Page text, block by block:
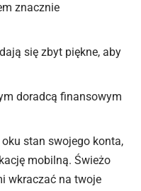
znacznie
się zbyt piękne, aby
doradcą finansowym
stan swojego konta,
mobilną. Świeżo
wkraczać na twoje